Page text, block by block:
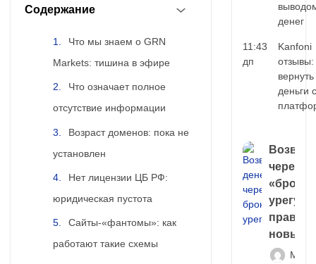
Содержание
Что мы знаем о GRN
Markets: тишина в эфире
Что означает полное
отсутствие информации
Возраст доменов: пока не
установлен
Нет лицензии ЦБ РФ:
юридическая пустота
Сайты-«фантомы»: как
работают такие схемы
денег
11:43
дп
Kanfoni
отзывы:
вернуть
деньги с
через
правда
новый